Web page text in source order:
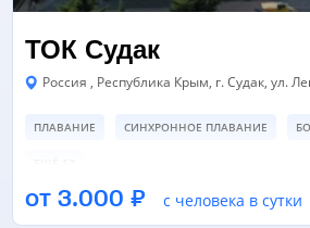
ТОК Судак
Россия , Республика Крым, г. Судак, ул.
ПЛАВАНИЕ СИНХРОННОЕ ПЛАВАНИЕ
ТЕННИСНЫЙ КОРТ ТРЕНАЖЕРНЫЙ ЗАЛ
от 3.000 ₽ с человека в сутки